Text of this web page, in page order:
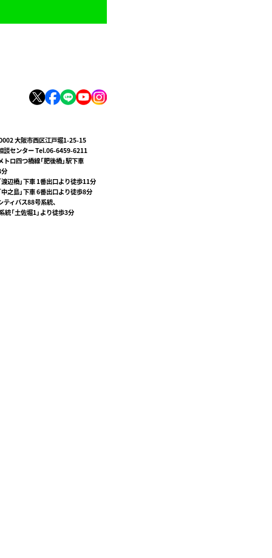
大阪市西区江戸堀1-25-15
談センター Tel.06-6459-6211
トロ四つ橋線「肥後橋」駅下車
渡辺橋」下車 1番出口より徒歩11分
中之島」下車 6番出口より徒歩8分
ティバス88号系統、
統「土佐堀1」より徒歩3分